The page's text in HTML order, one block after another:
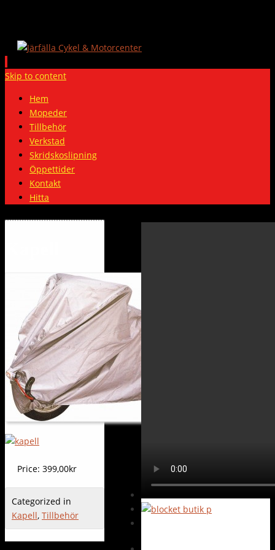
Skip to content
Hem
Mopeder
Tillbehör
Verkstad
Skridskoslipning
Öppettider
Kontakt
Hitta
Price: 399,00kr
Categorized in
Kapell, Tillbehör